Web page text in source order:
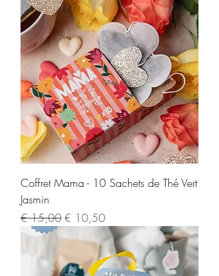
Coffret Mama - 10 Sachets de Thé Vert
Jasmin
Normale prijs
€ 15,00Verkoopprijs
€ 10,50